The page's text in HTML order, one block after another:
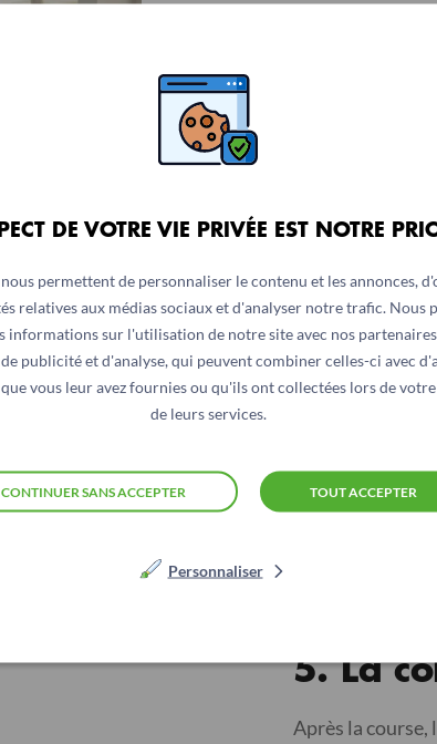
DE VOTRE VIE PRIVÉE EST NOTRE
nous permettent de personnaliser le contenu et les annonces,
relatives aux médias sociaux et d'analyser notre trafic. Nous
informations sur l'utilisation de notre site avec nos
publicité et d'analyse, qui peuvent combiner celles-ci avec
vous leur avez fournies ou qu'ils ont collectées lors de
de leurs services.
TOUT ACCEPTER
CONTINUER SANS ACCEPTER
Personnaliser
la faim, à
population. En
notamment de
Après la
leurs proches
sponsoriser leur
faire un don
course.
4.La
Le jour J, les
organisé selon
5.La
Après la course,